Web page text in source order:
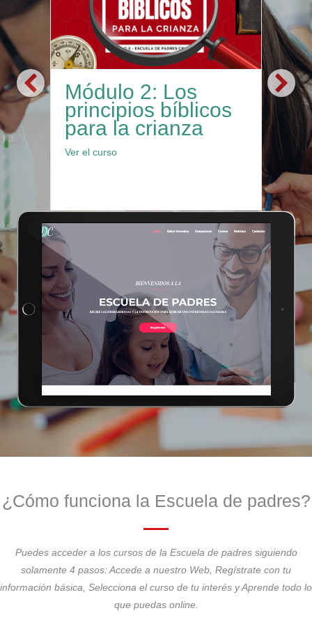
Módulo 2: Los
principios bíblicos
para la crianza
Ver el cursoabout Módulo 2: Los principios bíblicos
Ver
¿Cómo funciona la Escuela de padres?
Puedes acceder a los cursos de la Escuela de padres siguiendo
solamente 4 pasos: Accede a nuestro Web, Regístrate con tu
información básica, Selecciona el curso de tu interés y Aprende todo lo
que puedas online.